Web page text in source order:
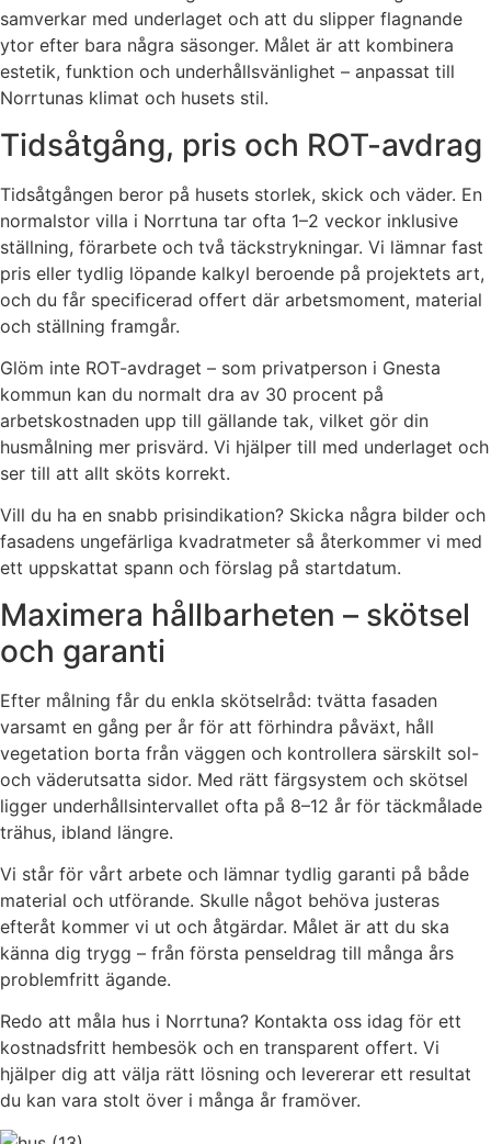
samverkar med underlaget och att du slipper flagnande
ytor efter bara några säsonger. Målet är att kombinera
estetik, funktion och underhållsvänlighet – anpassat till
Norrtunas klimat och husets stil.
Tidsåtgång, pris och ROT-avdrag
Tidsåtgången beror på husets storlek, skick och väder. En
normalstor villa i Norrtuna tar ofta 1–2 veckor inklusive
ställning, förarbete och två täckstrykningar. Vi lämnar fast
pris eller tydlig löpande kalkyl beroende på projektets art,
och du får specificerad offert där arbetsmoment, material
och ställning framgår.
Glöm inte ROT-avdraget – som privatperson i Gnesta
kommun kan du normalt dra av 30 procent på
arbetskostnaden upp till gällande tak, vilket gör din
husmålning mer prisvärd. Vi hjälper till med underlaget och
ser till att allt sköts korrekt.
Vill du ha en snabb prisindikation? Skicka några bilder och
fasadens ungefärliga kvadratmeter så återkommer vi med
ett uppskattat spann och förslag på startdatum.
Maximera hållbarheten – skötsel
och garanti
Efter målning får du enkla skötselråd: tvätta fasaden
varsamt en gång per år för att förhindra påväxt, håll
vegetation borta från väggen och kontrollera särskilt sol-
och väderutsatta sidor. Med rätt färgsystem och skötsel
ligger underhållsintervallet ofta på 8–12 år för täckmålade
trähus, ibland längre.
Vi står för vårt arbete och lämnar tydlig garanti på både
material och utförande. Skulle något behöva justeras
efteråt kommer vi ut och åtgärdar. Målet är att du ska
känna dig trygg – från första penseldrag till många års
problemfritt ägande.
Redo att måla hus i Norrtuna? Kontakta oss idag för ett
kostnadsfritt hembesök och en transparent offert. Vi
hjälper dig att välja rätt lösning och levererar ett resultat
du kan vara stolt över i många år framöver.